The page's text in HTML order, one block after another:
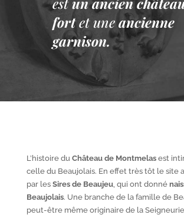
fort et une ancienne
garnison.
L’histoire duChâteau de Montmelasest
celle du Beaujolais. En effet très tôt le site
par les Sires de Beaujeu, qui ont donné
Beaujolais. Une branche de la famille de
peut-être même originaire de la